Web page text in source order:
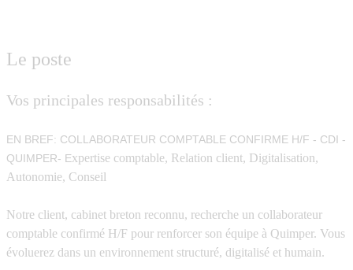
Le poste
Vos principales responsabilités :
EN BREF: COLLABORATEUR COMPTABLE CONFIRME H/F - CDI -
QUIMPER- Expertise comptable, Relation client, Digitalisation,
Autonomie, Conseil
Notre client, cabinet breton reconnu, recherche un collaborateur
comptable confirmé H/F pour renforcer son équipe à Quimper. Vous
évoluerez dans un environnement structuré, digitalisé et humain.